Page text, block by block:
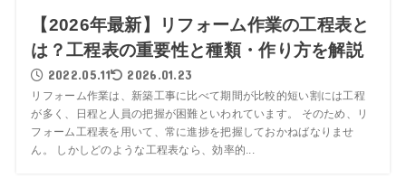
【2026年最新】リフォーム作業の工程表と
は？工程表の重要性と種類・作り方を解説
2022.05.11 2026.01.23
リフォーム作業は、新築工事に比べて期間が比較的短い割には工程
が多く、日程と人員の把握が困難といわれています。 そのため、リ
フォーム工程表を用いて、常に進捗を把握しておかねばなりませ
ん。 しかしどのような工程表なら、効率的...